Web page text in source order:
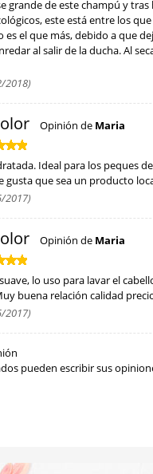
grande de este champú y
este está entre los
el que más, debido a que
al salir de la ducha. Al
2018)
Opinión de Maria
Ideal para los peques
gusta que sea un producto
2017)
Opinión de Maria
lo uso para lavar el
buena relación calidad
2017)
pueden escribir sus